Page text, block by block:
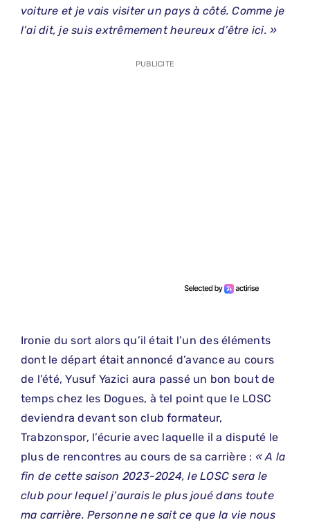
voiture et je vais visiter un pays à côté. Comme je
l’ai dit, je suis extrêmement heureux d’être ici. »
PUBLICITE
Ironie du sort alors qu’il était l’un des éléments
dont le départ était annoncé d’avance au cours
de l’été, Yusuf Yazici aura passé un bon bout de
temps chez les Dogues, à tel point que le LOSC
deviendra devant son club formateur,
Trabzonspor, l’écurie avec laquelle il a disputé le
plus de rencontres au cours de sa carrière : « A la
fin de cette saison 2023-2024, le LOSC sera le
club pour lequel j’aurais le plus joué dans toute
ma carrière. Personne ne sait ce que la vie nous